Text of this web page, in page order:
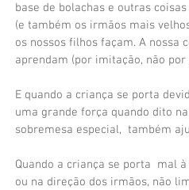
base de bolachas e outras
(e também os irmãos mais
os nossos filhos façam. A nossa
aprendam (por imitação, não
E quando a criança se porta
uma grande força quando dito
sobremesa especial,  também
Quando a criança se porta  mal
ou na direção dos irmãos, não